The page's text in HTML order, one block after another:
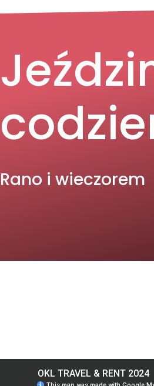
Rano i wieczorem